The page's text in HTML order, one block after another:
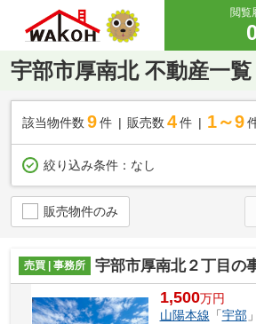
閲覧
宇部市厚南北 不動産一覧
該当物件数 9件 販売数 4 件 1～9
絞り込み条件： なし
販売物件のみ
売買 | 事務所 宇部市厚南北２丁目の
1,500万円
山陽本線 「宇部